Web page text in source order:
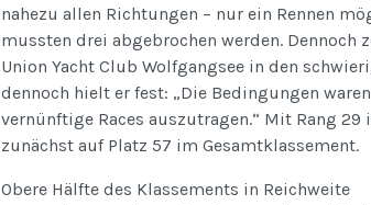
nahezu allen Richtungen – nur ein Rennen
mussten drei abgebrochen werden. Dennoch
Union Yacht Club Wolfgangsee in den
dennoch hielt er fest: „Die Bedingungen
vernünftige Races auszutragen.“ Mit Rang 29
zunächst auf Platz 57 im Gesamtklassement.
Obere Hälfte des Klassements in Reichweite